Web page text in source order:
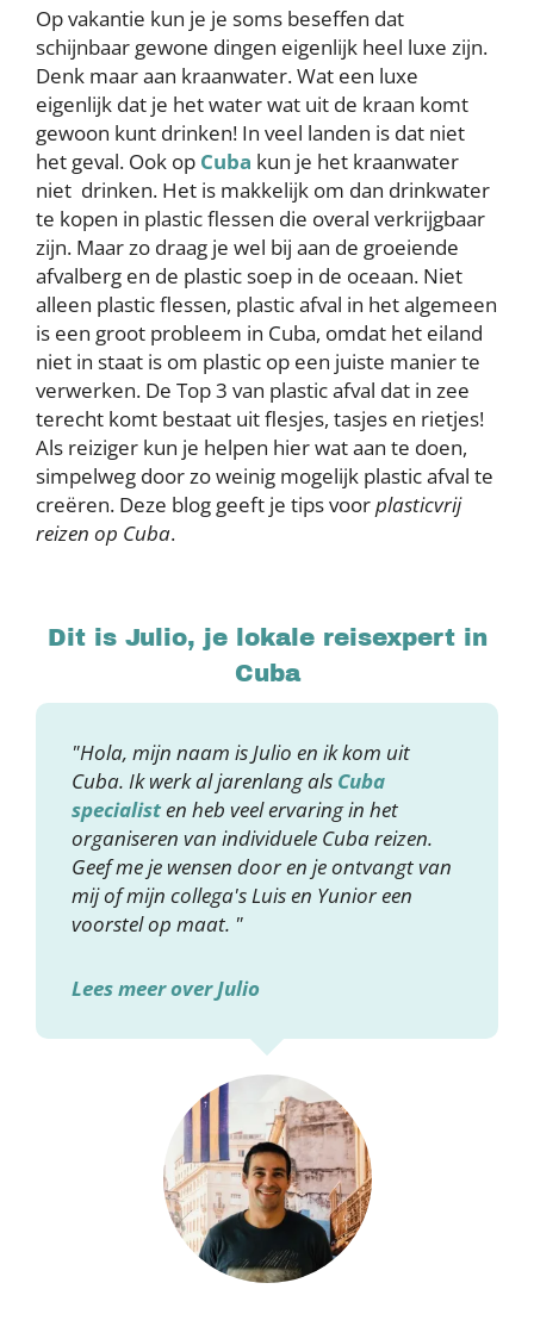
Op vakantie kun je je soms beseffen dat
schijnbaar gewone dingen eigenlijk heel luxe zijn.
Denk maar aan kraanwater. Wat een luxe
eigenlijk dat je het water wat uit de kraan komt
gewoon kunt drinken! In veel landen is dat niet
het geval. Ook op Cuba kun je het kraanwater
niet drinken. Het is makkelijk om dan drinkwater
te kopen in plastic flessen die overal verkrijgbaar
zijn. Maar zo draag je wel bij aan de groeiende
afvalberg en de plastic soep in de oceaan. Niet
alleen plastic flessen, plastic afval in het algemeen
is een groot probleem in Cuba, omdat het eiland
niet in staat is om plastic op een juiste manier te
verwerken. De Top 3 van plastic afval dat in zee
terecht komt bestaat uit flesjes, tasjes en rietjes!
Als reiziger kun je helpen hier wat aan te doen,
simpelweg door zo weinig mogelijk plastic afval te
creëren. Deze blog geeft je tips voorplasticvrij
reizen op Cuba.
Dit is Julio, je lokale reisexpert in
Cuba
"Hola, mijn naam is Julio en ik kom uit
Cuba. Ik werk al jarenlang als Cuba
specialisten heb veel ervaring in het
organiseren van individuele Cuba reizen.
Geef me je wensen door en je ontvangt van
mij of mijn collega's Luis en Yunior een
voorstel op maat. "
Lees meer over Julio